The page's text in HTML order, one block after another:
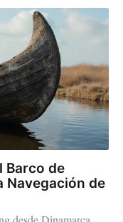
Barco de
Navegación de